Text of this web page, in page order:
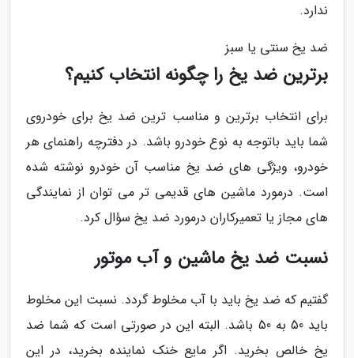
ندارد.
ضد یخ سنتی یا سبز
برترین ضد یخ را چگونه انتخاب کنیم؟
برای انتخاب برترین و مناسب ترین ضد یخ برای خودروی
شما باید باتوجه به نوع خودرو باشد. در دفترچه راهنمای هر
خودرو، ویژگی های ضد یخ مناسب آن خودرو نوشته شده
است. درمورد ماشین های قدیمی تر می توان از نمایندگی
های مجاز یا تعمیرکاران درمورد ضد یخ سؤال کرد.
نسبت ضد یخ ماشین و آب موتور
گفتیم که ضد یخ باید با آب مخلوط گردد. نسبت این مخلوط
باید 50 به 50 باشد. البته این در صورتی است که شما ضد
یخ خالص بخرید. اگر مایع خنک نماینده بخرید، در این